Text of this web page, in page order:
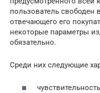
пользователь свободен
отвечающего его
некоторые параметры
обязательно.
Среди них следующие